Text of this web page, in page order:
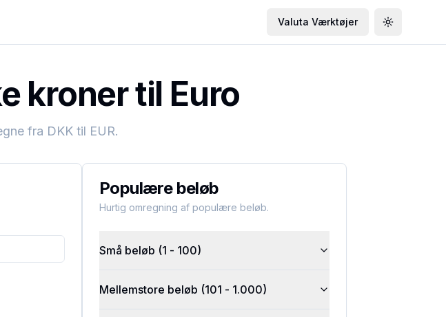
Valuta Værktøjer Toggle
kroner til Euro
fra DKK til EUR.
Populære beløb
Hurtig omregning af populære beløb.
Små beløb (1 - 100)
Mellemstore beløb (101 - 1.000)